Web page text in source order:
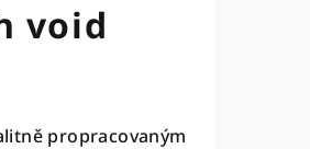
void
propracovaným